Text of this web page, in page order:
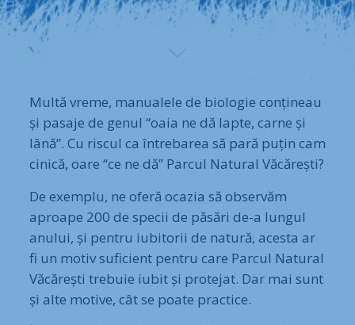
Multă vreme, manualele de biologie conțineau
și pasaje de genul “oaia ne dă lapte, carne și
lână”. Cu riscul ca întrebarea să pară puțin cam
cinică, oare “ce ne dă” Parcul Natural Văcărești?
De exemplu, ne oferă ocazia să observăm
aproape 200 de specii de păsări de-a lungul
anului, și pentru iubitorii de natură, acesta ar
fi un motiv suficient pentru care Parcul Natural
Văcărești trebuie iubit și protejat. Dar mai sunt
și alte motive, cât se poate practice.